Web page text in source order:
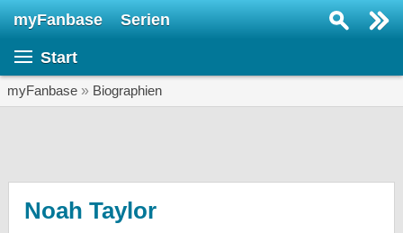
myFanbase Serien
Start
myFanbase » Biographien
Noah Taylor